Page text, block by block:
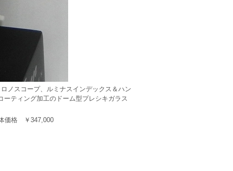
スコープ、ルミナスインデックス＆ハン
ティング加工のドーム型プレシキガラス
価格 ￥347,000